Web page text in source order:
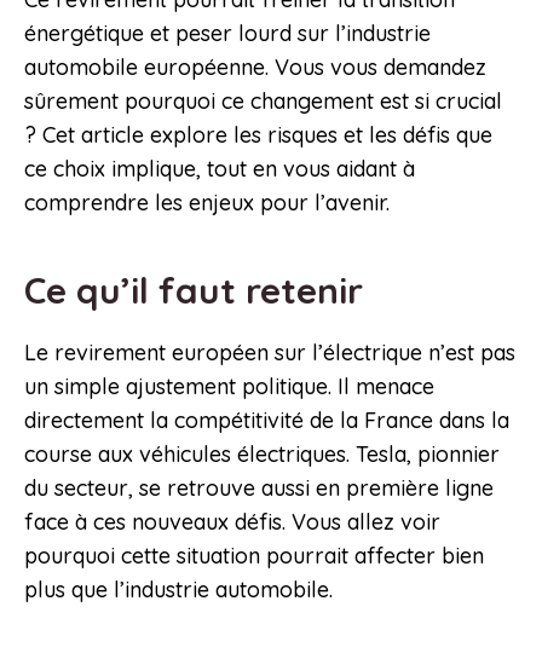
énergétique et peser lourd sur l’industrie
automobile européenne. Vous vous demandez
sûrement pourquoi ce changement est si crucial
? Cet article explore les risques et les défis que
ce choix implique, tout en vous aidant à
comprendre les enjeux pour l’avenir.
Ce qu’il faut retenir
Le revirement européen sur l’électrique n’est pas
un simple ajustement politique. Il menace
directement la compétitivité de la France dans la
course aux véhicules électriques. Tesla, pionnier
du secteur, se retrouve aussi en première ligne
face à ces nouveaux défis. Vous allez voir
pourquoi cette situation pourrait affecter bien
plus que l’industrie automobile.